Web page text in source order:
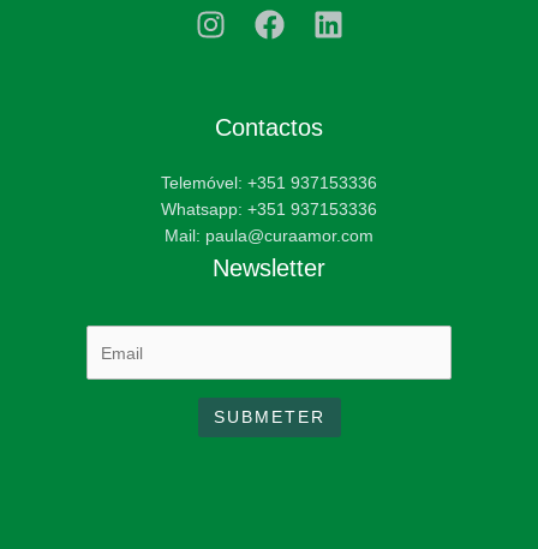
Contactos
Telemóvel: +351 937153336
Whatsapp: +351 937153336
Mail: paula@curaamor.com
Newsletter